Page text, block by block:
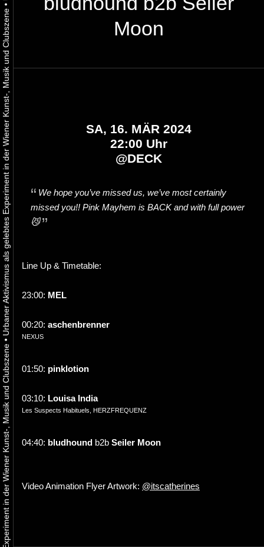
•
Urbaner Aktivismus als gelebtes Experiment in der Wiener Kunst-, Musik und Clubszene
•
Moon
SA, 16. MÄR 2024
22:00 Uhr
@DECK
We hope you’ve missed us, we’ve most certainly
missed you!! Pink Mayhem is BACK and with full power
😼
Line Up & Timetable:
23:00: MEL
00:20: aschenbrenner
NEXUS
01:50: pinklotion
03:10: Louisa India
Les Suspects Habituels, HERZFREQUENZ
04:40: bludhound b2b Seiler Moon
Video Animation Flyer Artwork: @itscatherines